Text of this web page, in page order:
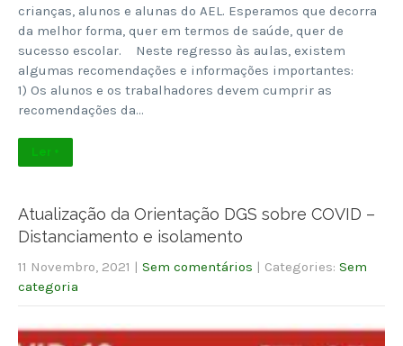
crianças, alunos e alunas do AEL. Esperamos que decorra
da melhor forma, quer em termos de saúde, quer de
sucesso escolar. Neste regresso às aulas, existem
algumas recomendações e informações importantes:
1) Os alunos e os trabalhadores devem cumprir as
recomendações da…
Ler +
Atualização da Orientação DGS sobre COVID –
Distanciamento e isolamento
11 Novembro, 2021 | Sem comentários | Categories: Sem
categoria